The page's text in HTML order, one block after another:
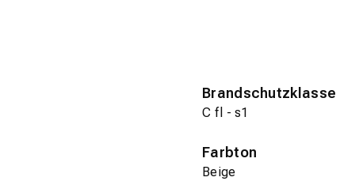
Brandschutzklasse
C fl - s1
Farbton
Beige